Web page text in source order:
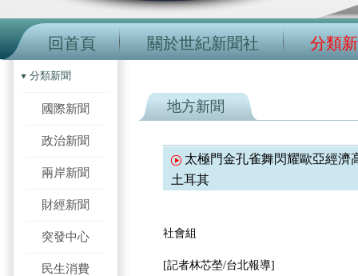
回首頁 關於世紀新聞社 分類
分類新聞
國際新聞
政治新聞
兩岸新聞
財經新聞
突發中心
民生消費
地方新聞
太極門金孔雀舞閃耀歐亞經濟
土耳其
社會組
[記者林芯塋/台北報導]